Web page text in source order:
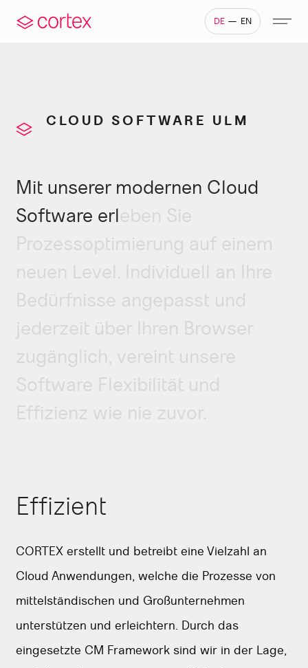
DE — EN
CLOUD SOFTWARE ULM
Mit unserer modernen Cloud
Software erleben Sie
Prozessoptimierung auf einem
neuen Level. Individuell an Ihre
Bedürfnisse angepasst und
jederzeit über Ihren Browser
zugänglich, vereint unsere
Software Flexibilität und
Effizienz wie nie zuvor.
Effizient
CORTEX erstellt und betreibt eine Vielzahl an
Cloud Anwendungen, welche die Prozesse von
mittelständischen und Großunternehmen
unterstützen und erleichtern. Durch das
eingesetzte CM Framework sind wir in der Lage,